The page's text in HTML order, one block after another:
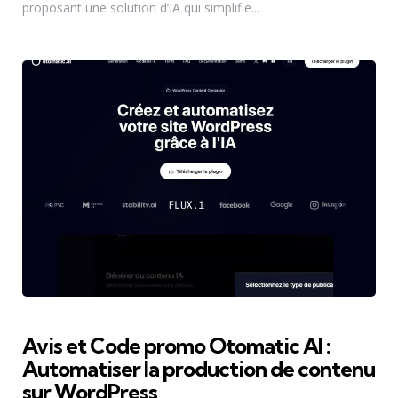
proposant une solution d’IA qui simplifie...
Avis et Code promo Otomatic AI :
Automatiser la production de contenu
sur WordPress